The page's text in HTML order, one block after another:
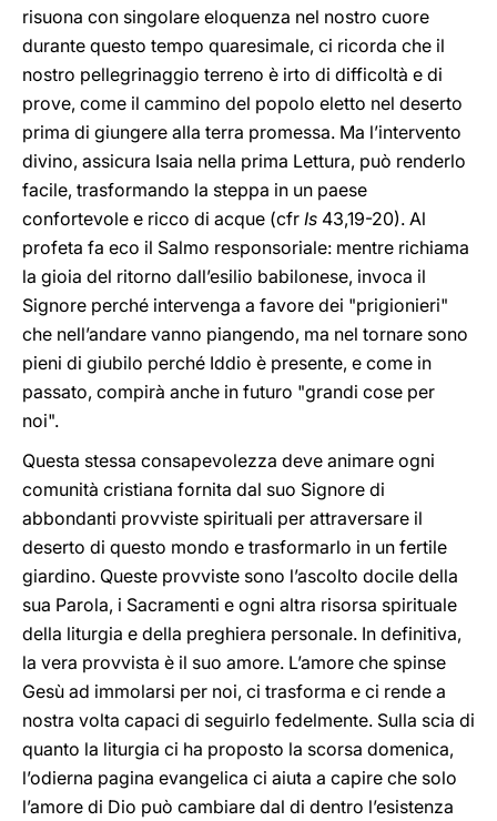
risuona con singolare eloquenza nel nostro cuore
durante questo tempo quaresimale, ci ricorda che il
nostro pellegrinaggio terreno è irto di difficoltà e di
prove, come il cammino del popolo eletto nel deserto
prima di giungere alla terra promessa. Ma l’intervento
divino, assicura Isaia nella prima Lettura, può renderlo
facile, trasformando la steppa in un paese
confortevole e ricco di acque (cfr Is 43,19-20). Al
profeta fa eco il Salmo responsoriale: mentre richiama
la gioia del ritorno dall’esilio babilonese, invoca il
Signore perché intervenga a favore dei "prigionieri"
che nell’andare vanno piangendo, ma nel tornare sono
pieni di giubilo perché Iddio è presente, e come in
passato, compirà anche in futuro "grandi cose per
noi".
Questa stessa consapevolezza deve animare ogni
comunità cristiana fornita dal suo Signore di
abbondanti provviste spirituali per attraversare il
deserto di questo mondo e trasformarlo in un fertile
giardino. Queste provviste sono l’ascolto docile della
sua Parola, i Sacramenti e ogni altra risorsa spirituale
della liturgia e della preghiera personale. In definitiva,
la vera provvista è il suo amore. L’amore che spinse
Gesù ad immolarsi per noi, ci trasforma e ci rende a
nostra volta capaci di seguirlo fedelmente. Sulla scia di
quanto la liturgia ci ha proposto la scorsa domenica,
l’odierna pagina evangelica ci aiuta a capire che solo
l’amore di Dio può cambiare dal di dentro l’esistenza